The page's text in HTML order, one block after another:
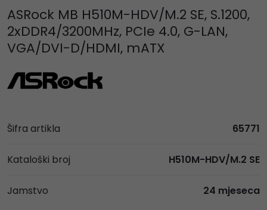
ASRock MB H510M-HDV/M.2 SE, S.1200,
2xDDR4/3200MHz, PCIe 4.0, G-LAN,
VGA/DVI-D/HDMI, mATX
Šifra artikla 65771
Kataloški broj H510M-HDV/M.2 SE
Jamstvo 24 mjeseca